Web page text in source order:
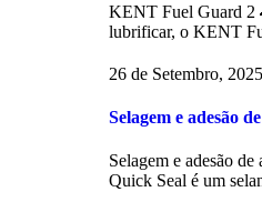
KENT Fuel Guard 2
lubrificar, o KENT
26 de Setembro, 2025
Selagem e adesão
Selagem e adesão
Quick Seal é um